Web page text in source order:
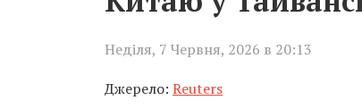
Неділя, 7 Червня, 2026 в 20:13
Джерело: Reuters